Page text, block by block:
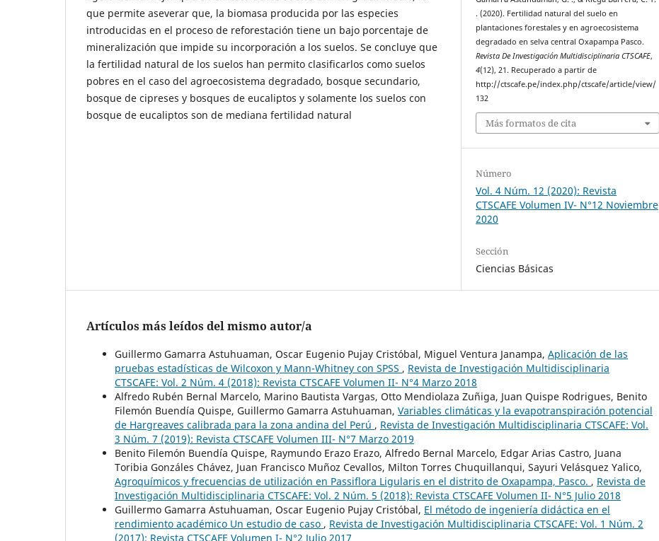
que permite aseverar que, la biomasa producida por las especies
introducidas en el proceso de reforestación tiene un bajo porcentaje de
mineralización que impide su incorporación a los suelos. Se concluye que
la fertilidad natural de los suelos han permito clasificarlos como suelos
pobres en el caso del agroecosistema degradado, bosque secundario,
bosque de cipreses y bosques de eucaliptos y solamente los suelos con
bosque de eucaliptos son de mediana fertilidad natural
. (2020). Fertilidad natural del suelo en
plantaciones forestales y en agroecosistema
degradado en selva central Oxapampa Pasco.
Revista De Investigación Multidisciplinaria CTSCAFE,
4(12), 21. Recuperado a partir de
http://ctscafe.pe/index.php/ctscafe/article/view/
132
Más formatos de cita
Número
Vol. 4 Núm. 12 (2020): Revista
CTSCAFE Volumen IV- N°12 Noviembre
2020
Sección
Ciencias Básicas
Artículos más leídos del mismo autor/a
Guillermo Gamarra Astuhuaman, Oscar Eugenio Pujay Cristóbal, Miguel Ventura Janampa, Aplicación de las
pruebas estadísticas de Wilcoxon y Mann-Whitney con SPSS , Revista de Investigación Multidisciplinaria
CTSCAFE: Vol. 2 Núm. 4 (2018): Revista CTSCAFE Volumen II- N°4 Marzo 2018
Alfredo Rubén Bernal Marcelo, Marino Bautista Vargas, Otto Mendiolaza Zuñiga, Juan Quispe Rodrigues, Benito
Filemón Buendía Quispe, Guillermo Gamarra Astuhuaman, Variables climáticas y la evapotranspiración potencial
de Hargreaves calibrada para la zona andina del Perú , Revista de Investigación Multidisciplinaria CTSCAFE: Vol.
3 Núm. 7 (2019): Revista CTSCAFE Volumen III- N°7 Marzo 2019
Benito Filemón Buendía Quispe, Raymundo Erazo Erazo, Alfredo Bernal Marcelo, Edgar Arias Castro, Juana
Toribia Gonzáles Chávez, Juan Francisco Muñoz Cevallos, Milton Torres Chuquillanqui, Sayuri Velásquez Yalico,
Agroquímicos y frecuencias de utilización en Passiflora Ligularis en el distrito de Oxapampa, Pasco. , Revista de
Investigación Multidisciplinaria CTSCAFE: Vol. 2 Núm. 5 (2018): Revista CTSCAFE Volumen II- N°5 Julio 2018
Guillermo Gamarra Astuhuaman, Oscar Eugenio Pujay Cristóbal, El método de ingeniería didáctica en el
rendimiento académico Un estudio de caso , Revista de Investigación Multidisciplinaria CTSCAFE: Vol. 1 Núm. 2
(2017): Revista CTSCAFE Volumen I- N°2 Julio 2017